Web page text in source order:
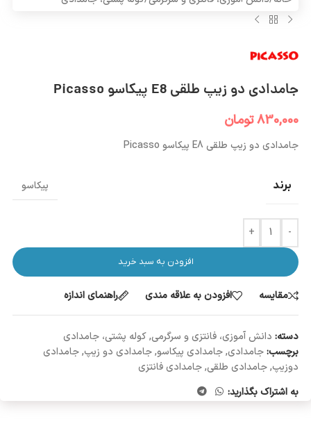
جامدادی دو زیپ طلقی E8 پیکاسو Picasso
830,000تومان
جامدادی دو زیپ طلقی E8 پیکاسو Picasso
برند پیکاسو
-
+
افزودن به سبد خرید
مقایسه افزودن به علاقه مندی راهنمای اندازه
دسته: دانش آموزی، فانتزی و سرگرمی,کوله پشتی، جامدادی
برچسب:جامدادی,جامدادی پیکاسو,جامدادی دو زیپ,جامدادی
دوزیپ,جامدادی طلقی,جامدادی فانتزی
به اشتراک بگذارید: